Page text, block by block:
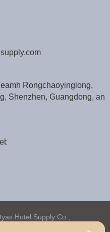
Rongchaoyinglong,
Shenzhen, Guangdong, an
Hotel Supply Co.,